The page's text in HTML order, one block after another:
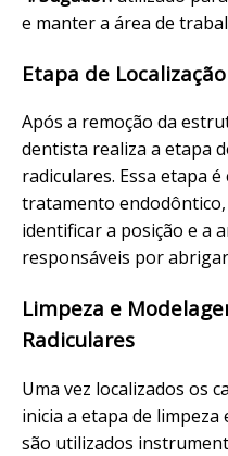
e manter a área de
Etapa de
Após a remoção da
dentista realiza a etapa
radiculares. Essa etapa
tratamento
identificar a posição e a
responsáveis por
Limpeza e
Radiculares
Uma vez localizados os
inicia a etapa de limpeza
são utilizados